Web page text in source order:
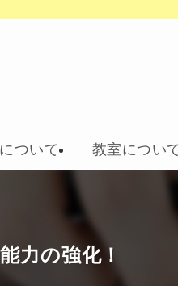
ついて 教室につい
力の強化！